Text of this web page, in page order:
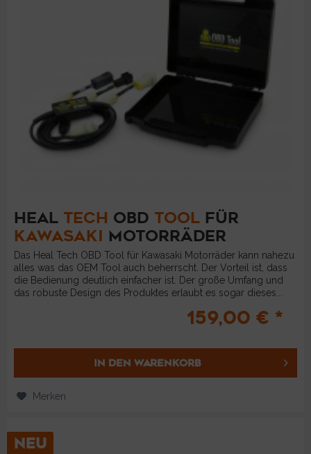
HEAL TECH OBD TOOL FÜR
KAWASAKI MOTORRÄDER
Das Heal Tech OBD Tool für Kawasaki Motorräder kann nahezu
alles was das OEM Tool auch beherrscht. Der Vorteil ist, dass
die Bedienung deutlich einfacher ist. Der große Umfang und
das robuste Design des Produktes erlaubt es sogar dieses...
159,00 € *
IN DEN WARENKORB
Merken
NEU